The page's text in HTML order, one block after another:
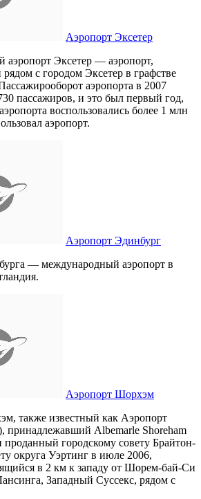
Аэропорт Эксетер
Эксетер — аэропорт,
с городом Эксетер в графстве
аэропорта в 2007
пассажиров, и это был первый год,
воспользовались более 1 млн
аэропорт.
Аэропорт Эдинбург
— международный аэропорт в
Аэропорт Шорхэм
также известный как Аэропорт
Albemarle Shoreham
городскому совету Брайтон-
округа Уэртинг в июле 2006,
в 2 км к западу от Шорем-бай-Си
Западный Суссекс, рядом с